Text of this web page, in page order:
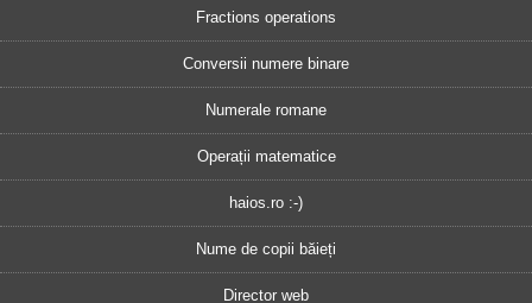
Fractions operations
Conversii numere binare
Numerale romane
Operații matematice
haios.ro :-)
Nume de copii băieți
Director web